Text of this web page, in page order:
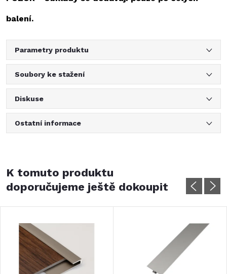
balení.
Parametry produktu
Soubory ke stažení
Diskuse
Ostatní informace
K tomuto produktu
doporučujeme ještě dokoupit